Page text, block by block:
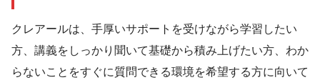
クレアールは、手厚いサポートを受けながら学習したい
方、講義をしっかり聞いて基礎から積み上げたい方、わか
らないことをすぐに質問できる環境を希望する方に向いて